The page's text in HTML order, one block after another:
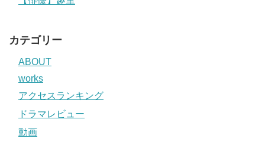
カテゴリー
ABOUT
works
アクセスランキング
ドラマレビュー
動画